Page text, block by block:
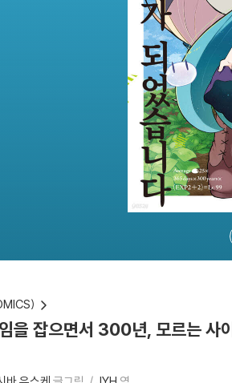
을 잡으면서 300년, 모르는